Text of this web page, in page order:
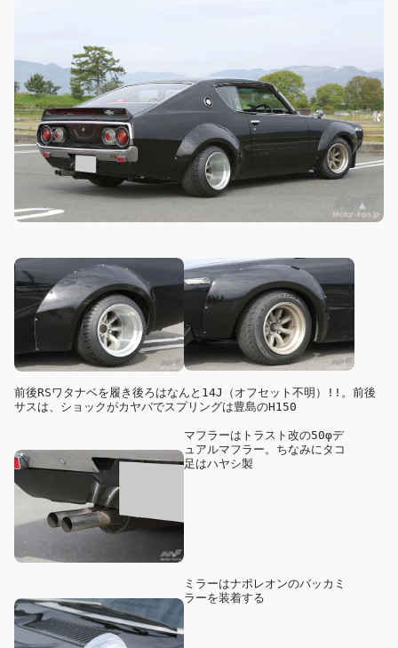
前後RSワタナベを履き後ろはなんと14J（オフセット不明）!!。前後
サスは、ショックがカヤバでスプリングは豊島のH150
マフラーはトラスト改の50φデ
ュアルマフラー。ちなみにタコ
足はハヤシ製
ミラーはナポレオンのバッカミ
ラーを装着する